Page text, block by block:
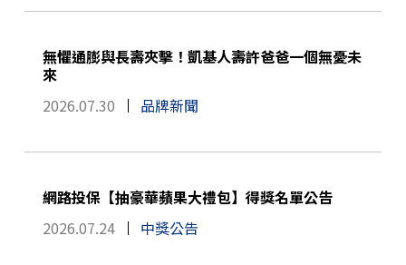
無懼通膨與長壽夾擊！凱基人壽許爸爸一個無憂未
來
2026.07.30
品牌新聞
網路投保【抽豪華蘋果大禮包】得獎名單公告
2026.07.24
中獎公告